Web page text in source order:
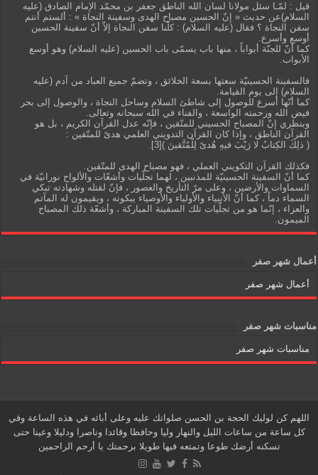
قيل : لمّـا سئل مولانا لسان الله الناطق جعفر بن محمّد الإمام الصادق (عليه
السلام)عن حديث « إنّ الحسين مصباح الهدى وسفينة النجاة » : ألستم أنتم
سفن النجاة ؟ فقال (عليه السلام) : كلّنا سفن النجاة إلاّ أنّ سفينة الحسين
أوسع وأسرع.
كما أنّ للجنّة أبواباً ، منها باب يسمّى باب الحسين (عليه السلام) وهو أوسع
الأبواب.
فالسفينة الحسينيّة سعتها بسعة الخلائق ، وتضمّ جميع العباد من آدم (عليه
السلام) إلى يوم القيامة.
كما أنّها أسرع للوصول إلى شاطئ السلام وساحل النجاة ، والوصول إلى بحر
فيض الله ورحمته الواسعة ، والفناء في الله سبحانه وتعالى.
وبنظري إنّ المصباح الحسيني للمتّقين ، فإنّه عدل القرآن الكريم ، بل هو
القرآن الناطق ، وإذا كان القرآن التدويني العلمي هدىً للمتّقين :
( ذلِكَ الكِتابُ لا رَيْبَ فيهِ هُدىً لِلْمُتَّقينَ )[3].
فكذلك القرآن التكويني العملي ، فهو مصباح الهدى للمتّقين.
كما أنّ السفينة الحسينيّة للمذنبين ، لهما تجلّيات وأشعّات والألواح نورانيّة في
السماوات والأرضين ، وعلى مرّ التأريخ والعصور ، فإنّ لقتله وشهادته تبكي
السماء دماً ، كما أنّ الأنبياء والأولياء والأوصياء يبكونه ، ويقيمون له المآتم
والعزاء ، إنّما هو من تجلّيات تلك السفينة المباركة ، وأشعّة ذلك المصباح
الميمون.
أعمال شهر صفر
أعمال شهر صفر
مناسبات شهر صفر
مناسبات شهر صفر
اللهم كن لوليك الحجة بن الحسن صلواتك عليه وعلى أبائه في هذه الساعة وفي
كل ساعة من ساعات الليل والنهار وليا وحافظا وقائدا وناصرا ودليلا وعينا حتى
تسكنه أرضك طوعا وتمتعه فيها طويلا برحمتك يا أرحم الراحمين